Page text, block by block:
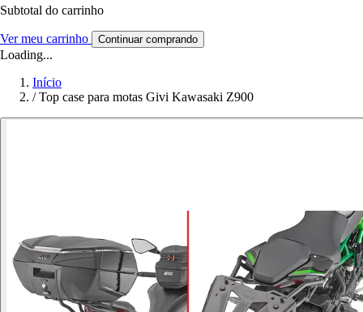
Subtotal do carrinho
Ver meu carrinho Continuar comprando
Loading...
Início
/ Top case para motas Givi Kawasaki Z900